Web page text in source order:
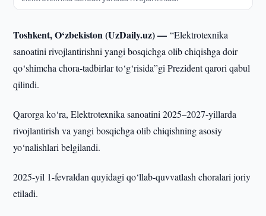
Toshkent, O‘zbekiston (UzDaily.uz) —“Elektrotexnika
sanoatini rivojlantirishni yangi bosqichga olib chiqishga doir
qo‘shimcha chora-tadbirlar to‘g‘risida”gi Prezident qarori qabul
qilindi.
Qarorga ko‘ra, Elektrotexnika sanoatini 2025–2027-yillarda
rivojlantirish va yangi bosqichga olib chiqishning asosiy
yo‘nalishlari belgilandi.
2025-yil 1-fevraldan quyidagi qo‘llab-quvvatlash choralari joriy
etiladi.